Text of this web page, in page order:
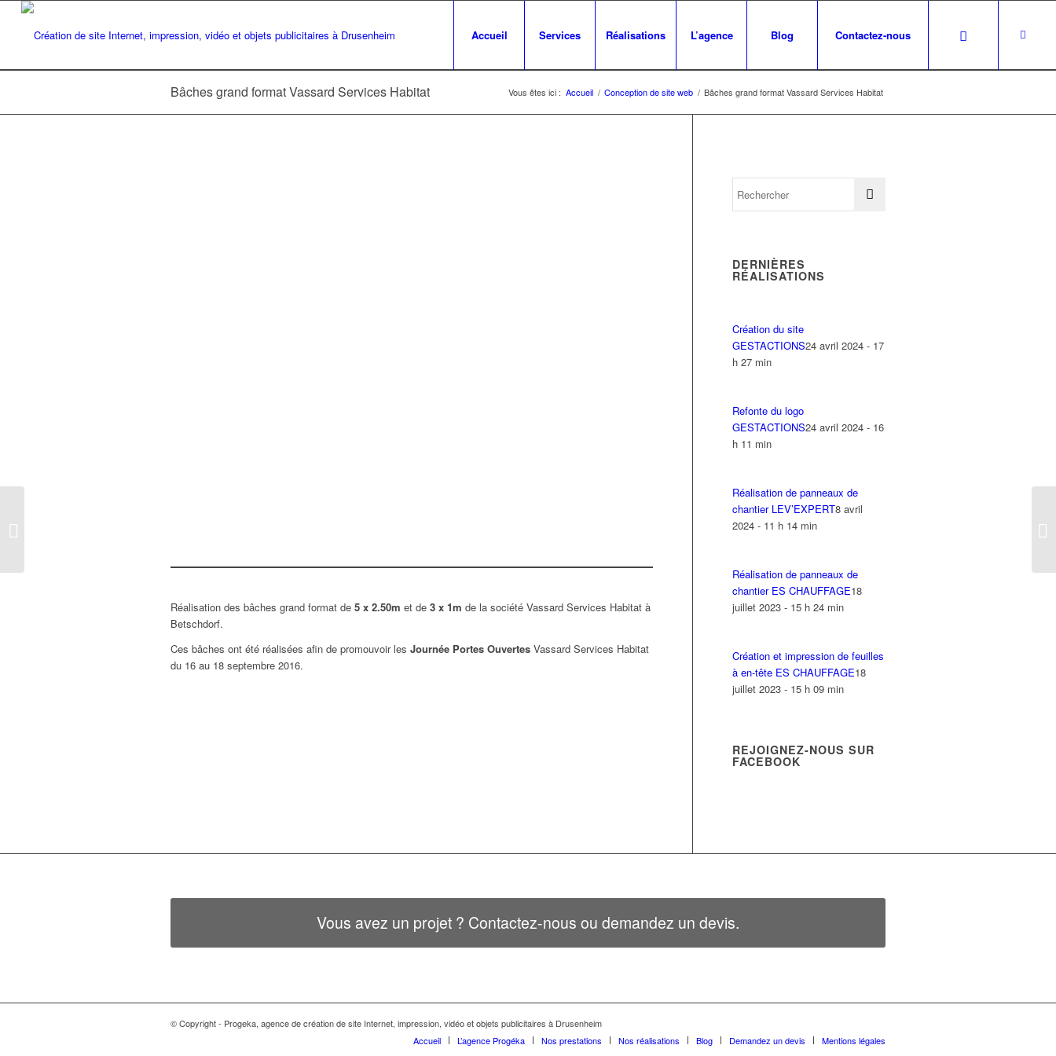
Accueil Services Réalisations L’agence Blog Contactez-nous
Bâches grand format Vassard Services Habitat Vous êtes ici : Accueil / Conception de site web / Bâches grand format Vassard Services Habitat
Réalisation des bâches grand format de 5 x 2.50m et de 3 x 1m de la société Vassard Services Habitat à
Betschdorf.
Ces bâches ont été réalisées afin de promouvoir les Journée Portes Ouvertes Vassard Services Habitat
du 16 au 18 septembre 2016.
DERNIÈRES
RÉALISATIONS
Création du site
GESTACTIONS24 avril 2024 - 17
h 27 min
Refonte du logo
GESTACTIONS24 avril 2024 - 16
h 11 min
Réalisation de panneaux de
chantier LEV’EXPERT8 avril
2024 - 11 h 14 min
Réalisation de panneaux de
chantier ES CHAUFFAGE18
juillet 2023 - 15 h 24 min
Création et impression de feuilles
à en-tête ES CHAUFFAGE18
juillet 2023 - 15 h 09 min
REJOIGNEZ-NOUS SUR
FACEBOOK
Vous avez un projet ? Contactez-nous ou demandez un devis.
© Copyright - Progeka, agence de création de site Internet, impression, vidéo et objets publicitaires à Drusenheim
Accueil
L’agence Progéka Nos prestations Nos réalisations Blog Demandez un devis Mentions légales